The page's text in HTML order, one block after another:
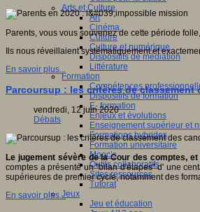
Arts et Culture
Art
Cinéma
Culture
Culture et numérique
Dispositifs de médiation
Littérature
Formation
Compétences
Dispositifs de formation
E- formation
Enjeux et évolutions
Enseignement supérieur et
Formations hybrides
Formation universitaire
Mooc’s
Outils collaboratifs
Sites ressources
Tutorat
Jeux
Jeu et éducation
Parents, vous vous souvenez de cette période
Ils nous réveillaient systématiquement et
En savoir plus...
Parcoursup : les critères de
vendredi, 12 juin 2020
Débats
Le jugement sévère de la Cour des comptes,
comptes a présenté un "bilan d'étapes" d' une
supérieures de premier cycle, notamment des
En savoir plus...